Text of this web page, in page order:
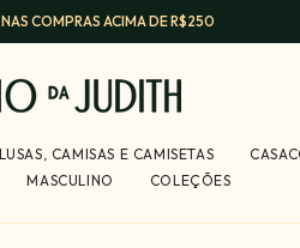
NAS COMPRAS ACIMA DE R$250
CAMISAS E CAMISETAS
MASCULINO COLEÇÕES